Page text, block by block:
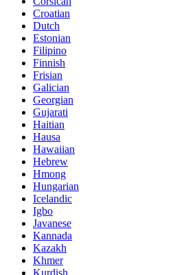
Croatian
Dutch
Estonian
Filipino
Finnish
Frisian
Galician
Georgian
Gujarati
Haitian
Hausa
Hawaiian
Hebrew
Hmong
Hungarian
Icelandic
Igbo
Javanese
Kannada
Kazakh
Khmer
Kurdish